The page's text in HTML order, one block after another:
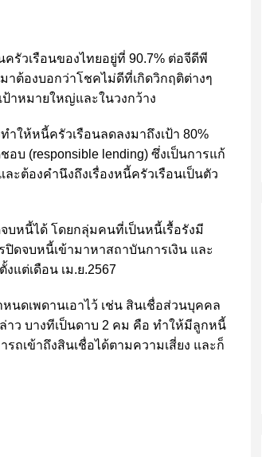
รัวเรือนของไทยอยู่ที่ 90.7% ต่อจีดีพี
าต้องบอกว่าโชคไม่ดีที่เกิดวิกฤติต่างๆ
าหมายใหญ่และในวงกว้าง
ให้หนี้ครัวเรือนลดลงมาถึงเป้า 80%
บ (responsible lending) ซึ่งเป็นการแก้
ต้องคำนึงถึงเรื่องหนี้ครัวเรือนเป็นตัว
บหนี้ได้ โดยกลุ่มคนที่เป็นหนี้เรื้อรังมี
ดจบหนี้เข้ามาหาสถาบันการเงิน และ
แต่เดือน เม.ย.2567
นดเพดานเอาไว้ เช่น สินเชื่อส่วนบุคคล
ว บางทีเป็นดาบ 2 คม คือ ทำให้มีลูกหนี้
ถเข้าถึงสินเชื่อได้ตามความเสี่ยง และก็